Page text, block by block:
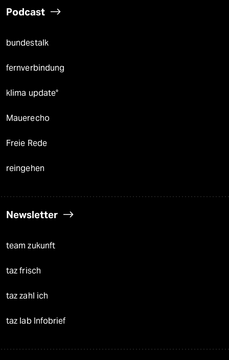
Podcast
bundestalk
fernverbindung
klima update°
Mauerecho
Freie Rede
reingehen
Newsletter
team zukunft
taz frisch
taz zahl ich
taz lab Infobrief